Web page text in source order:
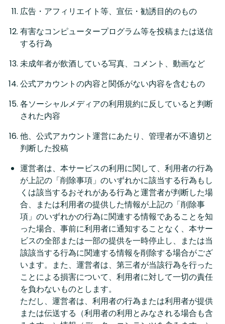
広告・アフィリエイト等、宣伝・勧誘目的のもの
有害なコンピュータープログラム等を投稿または送信
する行為
未成年者が飲酒している写真、コメント、動画など
公式アカウントの内容と関係がない内容を含むもの
各ソーシャルメディアの利用規約に反していると判断
された内容
他、公式アカウント運営にあたり、管理者が不適切と
判断した投稿
運営者は、本サービスの利用に関して、利用者の行為
が上記の「削除事項」のいずれかに該当する行為もし
くは該当するおそれがある行為と運営者が判断した場
合、または利用者の提供した情報が上記の「削除事
項」のいずれかの行為に関連する情報であることを知
った場合、事前に利用者に通知することなく、本サー
ビスの全部または一部の提供を一時停止し、または当
該該当する行為に関連する情報を削除する場合がござ
います。また、運営者は、第三者が当該行為を行った
ことによる損害について、利用者に対して一切の責任
を負わないものとします。
ただし、運営者は、利用者の行為または利用者が提供
または伝送する（利用者の利用とみなされる場合も含